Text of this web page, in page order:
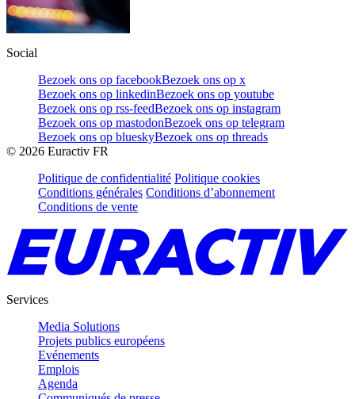
Social
Bezoek ons op facebookBezoek ons op x
Bezoek ons op linkedinBezoek ons op youtube
Bezoek ons op rss-feedBezoek ons op instagram
Bezoek ons op mastodonBezoek ons op telegram
Bezoek ons op blueskyBezoek ons op threads
© 2026 Euractiv FR
Politique de confidentialité Politique cookies
Conditions générales Conditions d’abonnement
Conditions de vente
Services
Media Solutions
Projets publics européens
Evénements
Emplois
Agenda